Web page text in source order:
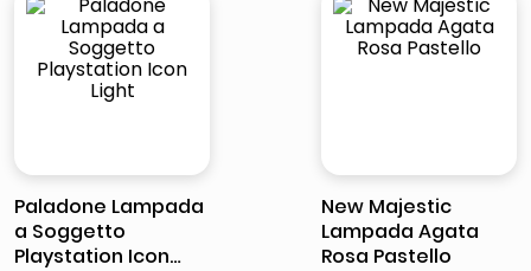
lucidatrice pavimenti
Paladone Lampada
a Soggetto
Playstation Icon
New Majestic
Lampada Agata
Rosa Pastello